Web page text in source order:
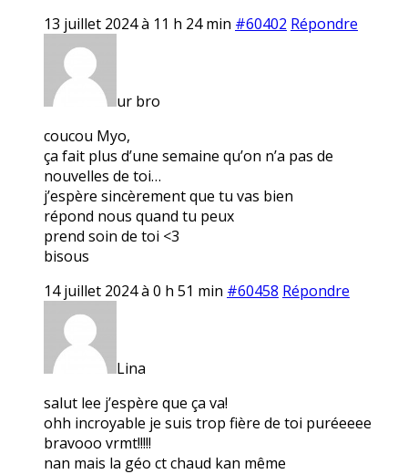
13 juillet 2024 à 11 h 24 min #60402 Répondre
ur bro
coucou Myo,
ça fait plus d’une semaine qu’on n’a pas de
nouvelles de toi…
j’espère sincèrement que tu vas bien
répond nous quand tu peux
prend soin de toi <3
bisous
14 juillet 2024 à 0 h 51 min #60458 Répondre
Lina
salut lee j’espère que ça va!
ohh incroyable je suis trop fière de toi puréeeee
bravooo vrmt!!!!!
nan mais la géo ct chaud kan même